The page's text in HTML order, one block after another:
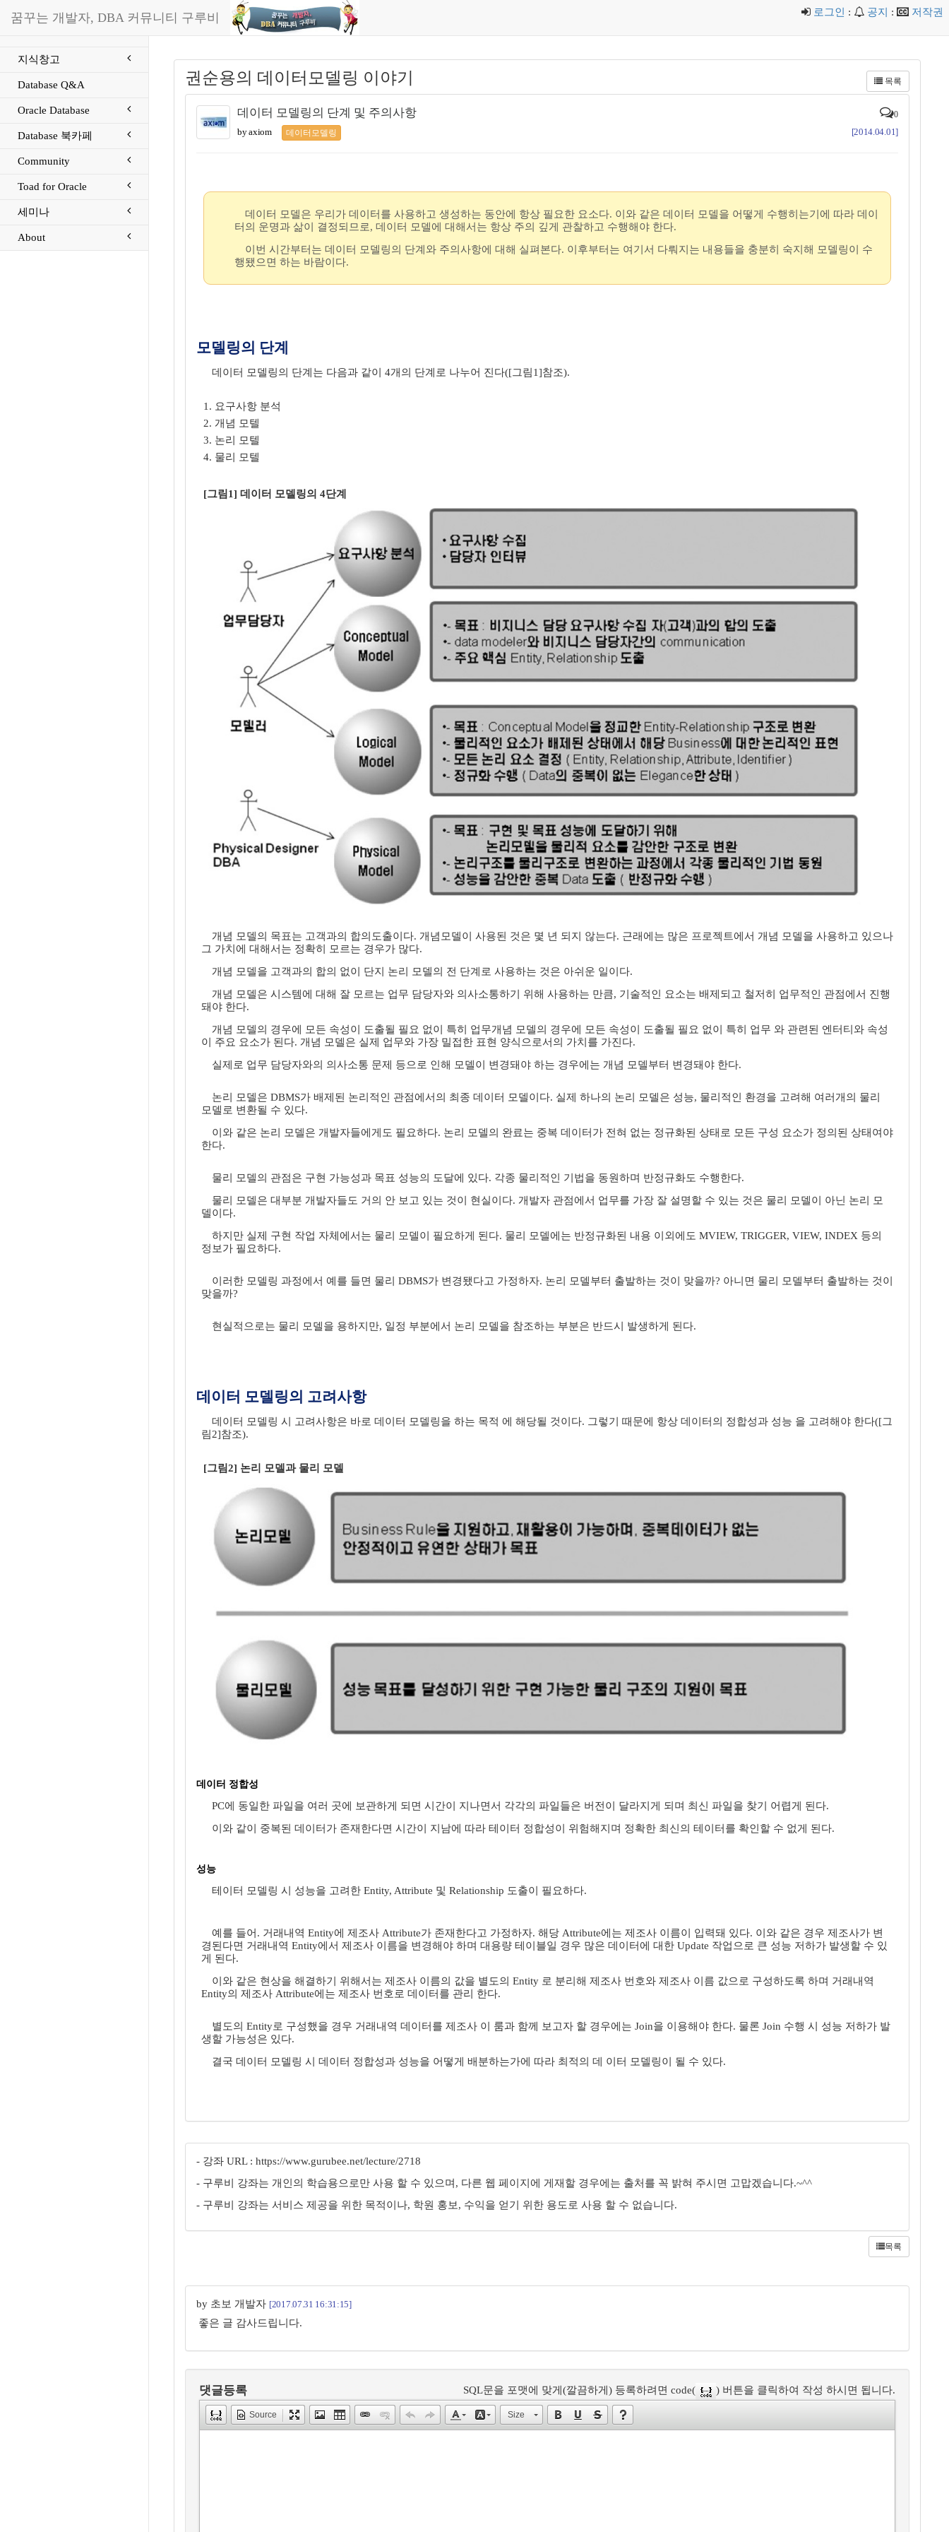
꿈꾸는 개발자, DBA 커뮤니티 구루비 로그인 : 공지 : 저작권
지식창고
Database Q&A
Oracle Database
Database 북카페
Community
Toad for Oracle
세미나
About
권순용의 데이터모델링 이야기 목록
데이터 모델링의 단계 및 주의사항 0
by axiom 데이터모델링 [2014.04.01]
데이터 모델은 우리가 데이터를 사용하고 생성하는 동안에 항상 필요한 요소다. 이와 같은 데이터 모델을 어떻게 수행히는기에 따라 데이
터의 운명과 삶이 결정되므로, 데이터 모델에 대해서는 항상 주의 깊게 관찰하고 수행해야 한다.
이번 시간부터는 데이터 모델링의 단계와 주의사항에 대해 실펴본다. 이후부터는 여기서 다뤄지는 내용들을 충분히 숙지해 모델링이 수
행됐으면 하는 바람이다.
모델링의 단계
데이터 모델링의 단계는 다음과 같이 4개의 단계로 나누어 진다([그림1]참조).
1. 요구사항 분석
2. 개념 모텔
3. 논리 모텔
4. 물리 모텔
[그림1] 데이터 모델링의 4단계
개념 모델의 목표는 고객과의 합의도출이다. 개념모델이 사용된 것은 몇 년 되지 않는다. 근래에는 많은 프로젝트에서 개념 모델을 사용하고 있으나
그 가치에 대해서는 정확히 모르는 경우가 많다.
개념 모델을 고객과의 합의 없이 단지 논리 모델의 전 단계로 사용하는 것은 아쉬운 일이다.
개념 모델은 시스템에 대해 잘 모르는 업무 담당자와 의사소통하기 위해 사용하는 만큼, 기술적인 요소는 배제되고 철저히 업무적인 관점에서 진행
돼야 한다.
개념 모델의 경우에 모든 속성이 도출될 필요 없이 특히 업무개념 모델의 경우에 모든 속성이 도출될 필요 없이 특히 업무 와 관련된 엔터티와 속성
이 주요 요소가 된다. 개념 모델은 실제 업무와 가장 밀접한 표현 양식으로서의 가치를 가진다.
실제로 업무 담당자와의 의사소통 문제 등으로 인해 모델이 변경돼야 하는 경우에는 개념 모델부터 변경돼야 한다.
논리 모델은 DBMS가 배제된 논리적인 관점에서의 최종 데이터 모델이다. 실제 하나의 논리 모델은 성능, 물리적인 환경을 고려해 여러개의 물리
모델로 변환될 수 있다.
이와 같은 논리 모델은 개발자들에게도 필요하다. 논리 모델의 완료는 중복 데이터가 전혀 없는 정규화된 상태로 모든 구성 요소가 정의된 상태여야
한다.
물리 모델의 관점은 구현 가능성과 목표 성능의 도달에 있다. 각종 물리적인 기법을 동원하며 반정규화도 수행한다.
물리 모델은 대부분 개발자들도 거의 안 보고 있는 것이 현실이다. 개발자 관점에서 업무를 가장 잘 설명할 수 있는 것은 물리 모델이 아닌 논리 모
델이다.
하지만 실제 구현 작업 자체에서는 물리 모델이 필요하게 된다. 물리 모델에는 반정규화된 내용 이외에도 MVIEW, TRIGGER, VIEW, INDEX 등의
정보가 필요하다.
이러한 모델링 과정에서 예를 들면 물리 DBMS가 변경됐다고 가정하자. 논리 모델부터 출발하는 것이 맞을까? 아니면 물리 모델부터 출발하는 것이
맞을까?
현실적으로는 물리 모델을 용하지만, 일정 부분에서 논리 모델을 참조하는 부분은 반드시 발생하게 된다.
데이터 모델링의 고려사항
데이터 모델링 시 고려사항은 바로 데이터 모델링을 하는 목적 에 해당될 것이다. 그렇기 때문에 항상 데이터의 정합성과 성능 을 고려해야 한다([그
림2]참조).
[그림2] 논리 모델과 물리 모델
데이터 정합성
PC에 동일한 파일을 여러 곳에 보관하게 되면 시간이 지나면서 각각의 파일들은 버전이 달라지게 되며 최신 파일을 찾기 어렵게 된다.
이와 같이 중복된 데이터가 존재한다면 시간이 지남에 따라 테이터 정합성이 위험해지며 정확한 최신의 테이터를 확인할 수 없게 된다.
성능
테이터 모델링 시 성능을 고려한 Entity, Attribute 및 Relationship 도출이 필요하다.
예를 들어. 거래내역 Entity에 제조사 Attribute가 존재한다고 가정하자. 해당 Attribute에는 제조사 이름이 입력돼 있다. 이와 같은 경우 제조사가 변
경된다면 거래내역 Entity에서 제조사 이름을 변경해야 하며 대용량 테이블일 경우 많은 데이터에 대한 Update 작업으로 큰 성능 저하가 발생할 수 있
게 된다.
이와 같은 현상을 해결하기 위해서는 제조사 이름의 값을 별도의 Entity 로 분리해 제조사 번호와 제조사 이름 값으로 구성하도록 하며 거래내역
Entity의 제조사 Attribute에는 제조사 번호로 데이터를 관리 한다.
별도의 Entity로 구성했을 경우 거래내역 데이터를 제조사 이 룸과 함께 보고자 할 경우에는 Join을 이용해야 한다. 물론 Join 수행 시 성능 저하가 발
생할 가능성은 있다.
결국 데이터 모델링 시 데이터 정합성과 성능을 어떻게 배분하는가에 따라 최적의 데 이터 모델링이 될 수 있다.
- 강좌 URL : https://www.gurubee.net/lecture/2718
- 구루비 강좌는 개인의 학습용으로만 사용 할 수 있으며, 다른 웹 페이지에 게재할 경우에는 출처를 꼭 밝혀 주시면 고맙겠습니다.~^^
- 구루비 강좌는 서비스 제공을 위한 목적이나, 학원 홍보, 수익을 얻기 위한 용도로 사용 할 수 없습니다.
목록
by 초보 개발자 [2017.07.31 16:31:15]
좋은 글 감사드립니다.
댓글등록 SQL문을 포맷에 맞게(깔끔하게) 등록하려면 code( ) 버튼을 클릭하여 작성 하시면 됩니다.
Source Size